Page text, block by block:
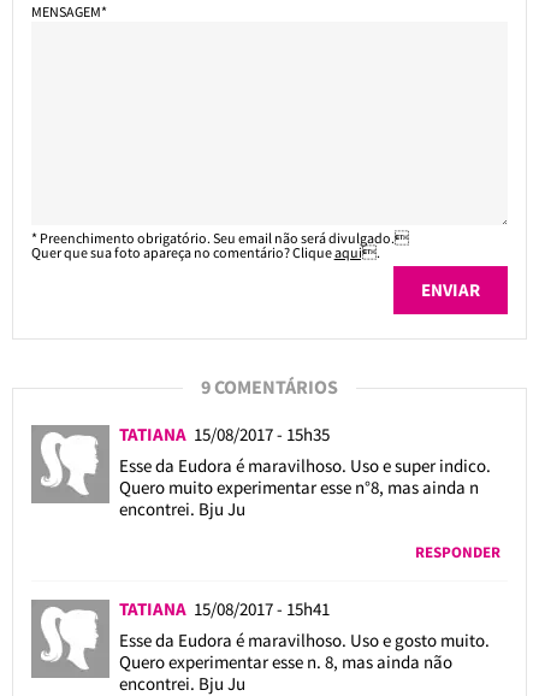
MENSAGEM*
* Preenchimento obrigatório. Seu email não será divulgado.
Quer que sua foto apareça no comentário? Cliqueaqui.
9 COMENTÁRIOS
TATIANA 15/08/2017 - 15h35
Esse da Eudora é maravilhoso. Uso e super indico.
Quero muito experimentar esse n°8, mas ainda n
encontrei. Bju Ju
RESPONDER
TATIANA 15/08/2017 - 15h41
Esse da Eudora é maravilhoso. Uso e gosto muito.
Quero experimentar esse n. 8, mas ainda não
encontrei. Bju Ju